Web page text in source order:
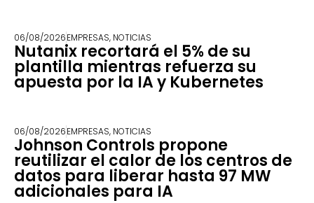
06/08/2026EMPRESAS, NOTICIAS
Nutanix recortará el 5% de su
plantilla mientras refuerza su
apuesta por la IA y Kubernetes
06/08/2026EMPRESAS, NOTICIAS
Johnson Controls propone
reutilizar el calor de los centros de
datos para liberar hasta 97 MW
adicionales para IA